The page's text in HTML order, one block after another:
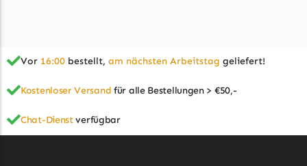
Mowox
Mowox Messer
MTD
Vor 16:00 bestellt, am nächsten Arbeitstag geliefert!
Kostenloser Versand für alle Bestellungen > €50,-
Chat-Dienstverfügbar